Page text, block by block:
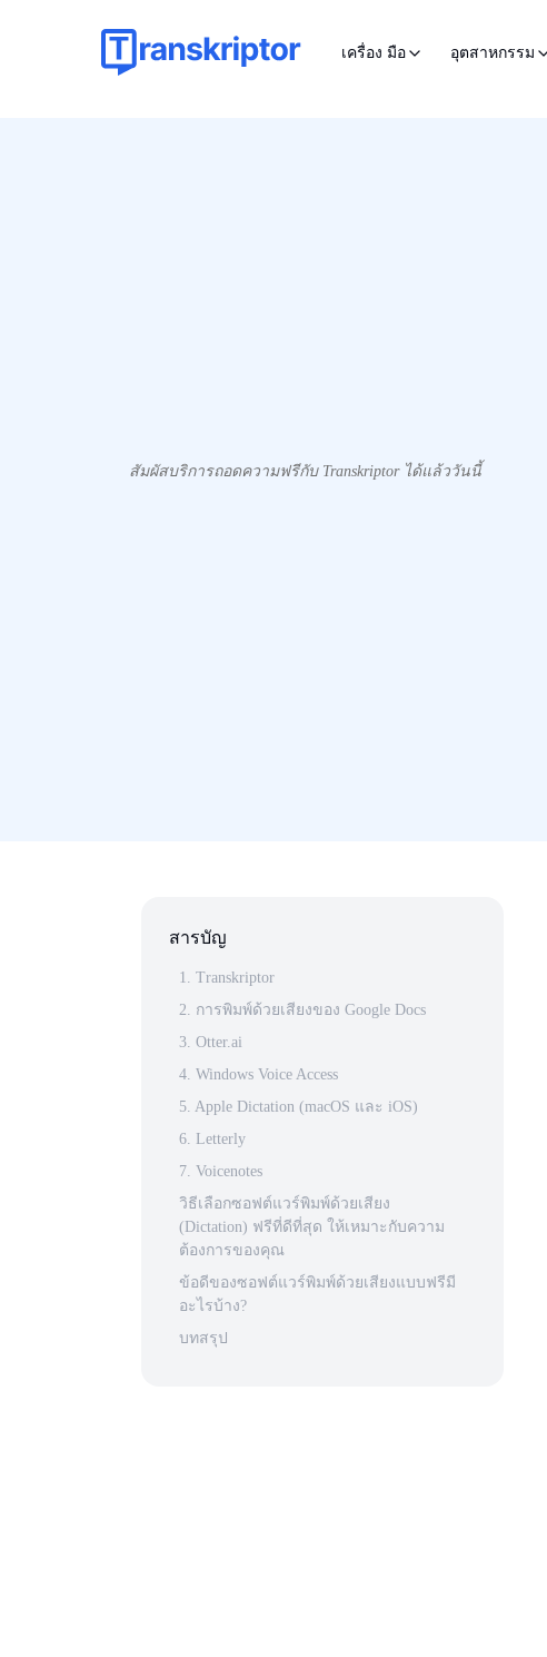
เครื่อง มือ อุตสาหกรรม
สัมผัสบริการถอดความฟรีกับ Transkriptor ได้แล้ววันนี้
สารบัญ
1. Transkriptor
2. การพิมพ์ด้วยเสียงของ Google Docs
3. Otter.ai
4. Windows Voice Access
5. Apple Dictation (macOS และ iOS)
6. Letterly
7. Voicenotes
วิธีเลือกซอฟต์แวร์พิมพ์ด้วยเสียง
(Dictation) ฟรีที่ดีที่สุด ให้เหมาะกับความ
ต้องการของคุณ
ข้อดีของซอฟต์แวร์พิมพ์ด้วยเสียงแบบฟรีมี
อะไรบ้าง?
บทสรุป